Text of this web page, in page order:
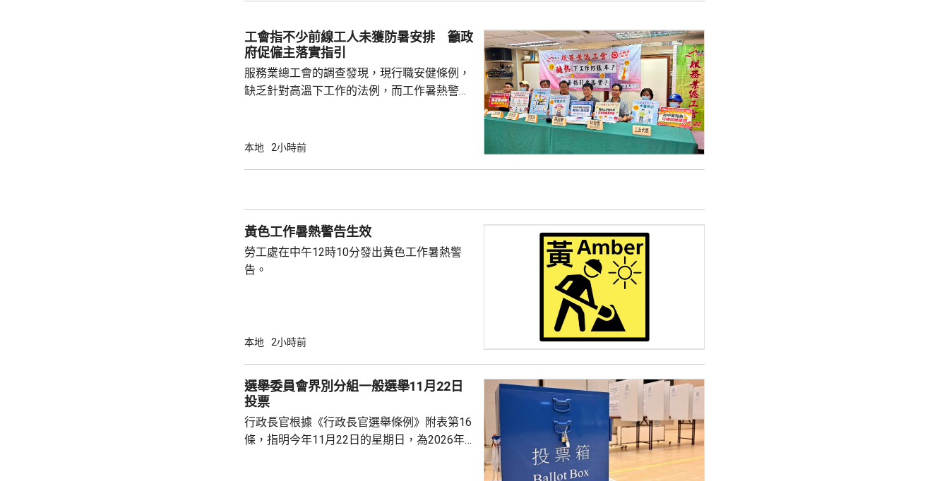
等，深入認識內地媒體環境、行業運作及發展
趨勢，對將來投身傳媒工作非常有幫助。 民青
局常任秘書長李百全及副局長梁宏正，亦分...
工會指不少前線工人未獲防暑安排 籲政
府促僱主落實指引
服務業總工會的調查發現，現行職安健條例，
缺乏針對高溫下工作的法例，而工作暑熱警告
天氣下，要連續或間接在戶外工作逾4小時，
勞工處的《預防工作時中暑指引》，未有額外
的暑熱安排。 工會建議，把中暑列為可...
本地 2小時前
黃色工作暑熱警告生效
勞工處在中午12時10分發出黃色工作暑熱警
告。
本地 2小時前
選舉委員會界別分組一般選舉11月22日
投票
行政長官根據《行政長官選舉條例》附表第16
條，指明今年11月22日的星期日，為2026年